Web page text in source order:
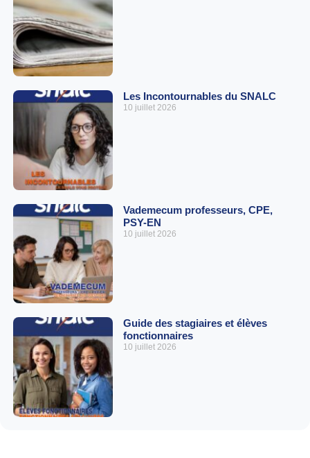
Les Incontournables du SNALC
10 juillet 2026
Vademecum professeurs, CPE,
PSY-EN
10 juillet 2026
Guide des stagiaires et élèves
fonctionnaires
10 juillet 2026